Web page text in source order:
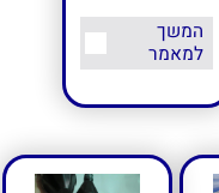
המשך
למאמר